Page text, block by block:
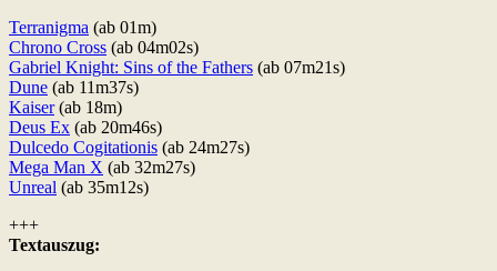
Terranigma (ab 01m)
Chrono Cross (ab 04m02s)
Gabriel Knight: Sins of the Fathers (ab 07m21s)
Dune (ab 11m37s)
Kaiser(ab 18m)
Deus Ex (ab 20m46s)
Dulcedo Cogitationis (ab 24m27s)
Mega Man X (ab 32m27s)
Unreal (ab 35m12s)
+++
Textauszug: